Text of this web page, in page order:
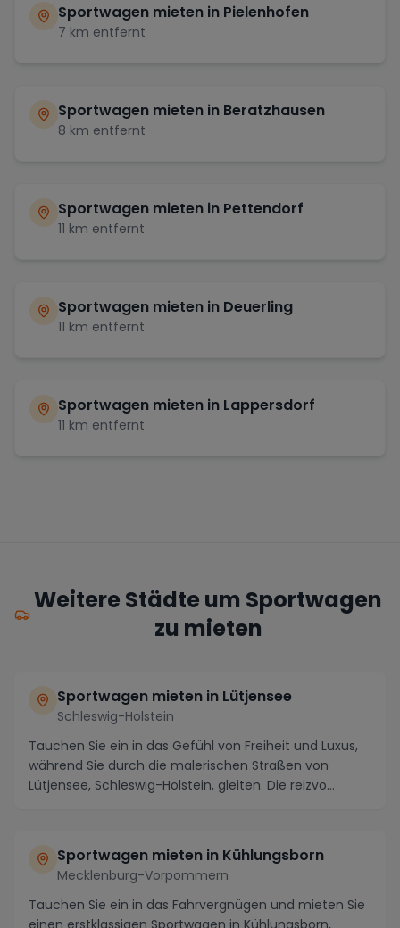
Sportwagen mieten in Pielenhofen
7 km entfernt
Sportwagen mieten in Beratzhausen
8 km entfernt
Sportwagen mieten in Pettendorf
11 km entfernt
Sportwagen mieten in Deuerling
11 km entfernt
Sportwagen mieten in Lappersdorf
11 km entfernt
Weitere Städte um Sportwagen
zu mieten
Sportwagen mieten in Lütjensee
Schleswig-Holstein
Tauchen Sie ein in das Gefühl von Freiheit und Luxus,
während Sie durch die malerischen Straßen von
Lütjensee, Schleswig-Holstein, gleiten. Die reizvo...
Sportwagen mieten in Kühlungsborn
Mecklenburg-Vorpommern
Tauchen Sie ein in das Fahrvergnügen und mieten Sie
einen erstklassigen Sportwagen in Kühlungsborn,